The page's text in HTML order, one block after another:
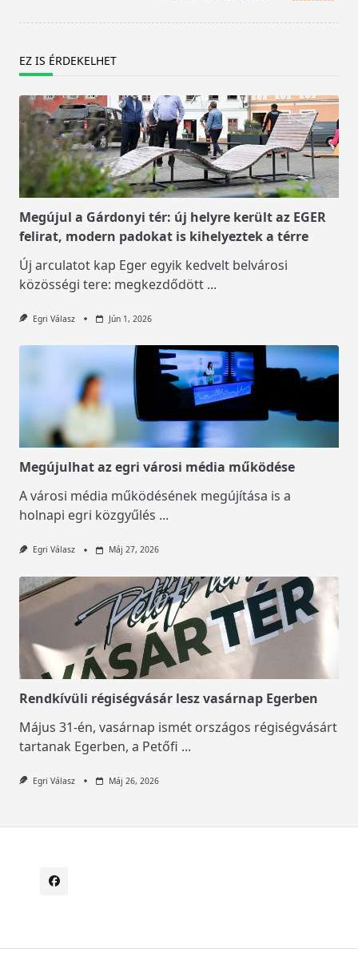
EZ IS ÉRDEKELHET
Megújul a Gárdonyi tér: új helyre került az EGER
felirat, modern padokat is kihelyeztek a térre
Új arculatot kap Eger egyik kedvelt belvárosi
közösségi tere: megkezdődött ...
Egri Válasz Jún 1, 2026
Megújulhat az egri városi média működése
A városi média működésének megújítása is a
holnapi egri közgyűlés ...
Egri Válasz Máj 27, 2026
Rendkívüli régiségvásár lesz vasárnap Egerben
Május 31-én, vasárnap ismét országos régiségvásárt
tartanak Egerben, a Petőfi ...
Egri Válasz Máj 26, 2026